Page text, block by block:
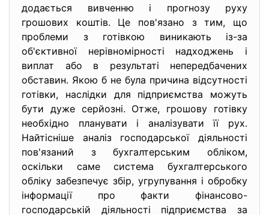
додається вивченню і прогнозу руху
грошових коштів. Це пов'язано з тим, що
проблеми з готівкою виникають із-за
об'єктивної нерівномірності надходжень і
виплат або в результаті непередбачених
обставин. Якою б не була причина відсутності
готівки, наслідки для підприємства можуть
бути дуже серйозні. Отже, грошову готівку
необхідно планувати і аналізувати її рух.
Найтісніше аналіз господарської діяльності
пов'язаний з бухгалтерським обліком,
оскільки саме система бухгалтерського
обліку забезпечує збір, угрупування і обробку
інформації про факти фінансово-
господарській діяльності підприємства за